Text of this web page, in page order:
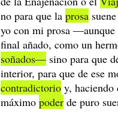
no para que la prosa
yo con mi prosa ―aunque
final añado, como un
soñados―sino para que
interior, para que de ese
contradictorio y, haciendo
máximo poder de puro